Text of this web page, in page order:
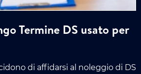
Termine DS usato per
di affidarsi al noleggio di DS